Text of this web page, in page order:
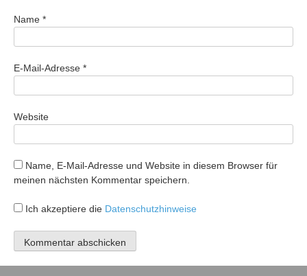
Name *
E-Mail-Adresse *
Website
Name, E-Mail-Adresse und Website in diesem Browser für
meinen nächsten Kommentar speichern.
Ich akzeptiere die Datenschutzhinweise